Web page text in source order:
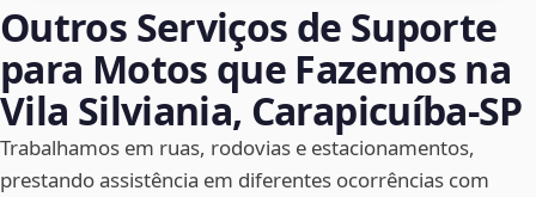
Outros Serviços de Suporte
para Motos que Fazemos na
Vila Silviania, Carapicuíba‑SP
Trabalhamos em ruas, rodovias e estacionamentos,
prestando assistência em diferentes ocorrências com